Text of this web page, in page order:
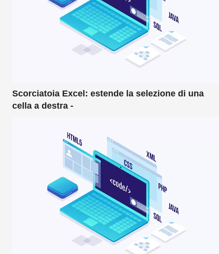
Scorciatoia Excel: estende la selezione di una
cella a destra -